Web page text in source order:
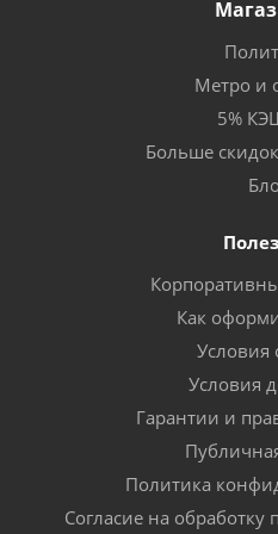
Метро и
5%
Больше
Как
Условия
Условия
Гарантии и
Политика
Согласие на